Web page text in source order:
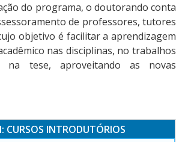
do programa, o doutorando conta
de professores, tutores
objetivo é facilitar a aprendizagem
nas disciplinas, no trabalhos
na tese, aproveitando as novas
CURSOS INTRODUTÓRIOS